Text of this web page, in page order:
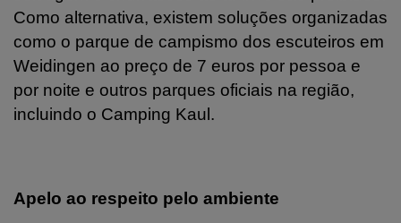
Como alternativa, existem soluções organizadas
como o parque de campismo dos escuteiros em
Weidingen ao preço de 7 euros por pessoa e
por noite e outros parques oficiais na região,
incluindo o Camping Kaul.
Apelo ao respeito pelo ambiente